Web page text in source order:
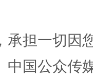
规模
承担一切因
中国公众传